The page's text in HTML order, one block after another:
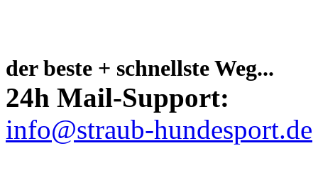
der beste + schnellste Weg...
24h Mail-Support:
info@straub-hundesport.de